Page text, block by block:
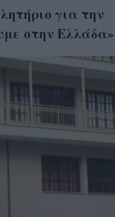
για την
στην Ελλάδα»